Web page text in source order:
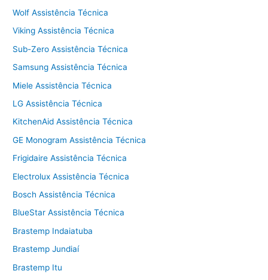
Wolf Assistência Técnica
Viking Assistência Técnica
Sub-Zero Assistência Técnica
Samsung Assistência Técnica
Miele Assistência Técnica
LG Assistência Técnica
KitchenAid Assistência Técnica
GE Monogram Assistência Técnica
Frigidaire Assistência Técnica
Electrolux Assistência Técnica
Bosch Assistência Técnica
BlueStar Assistência Técnica
Brastemp Indaiatuba
Brastemp Jundiaí
Brastemp Itu